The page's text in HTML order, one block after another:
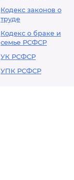
Кодекс законов о
труде
Кодекс о браке и
семье РСФСР
УК РСФСР
УПК РСФСР